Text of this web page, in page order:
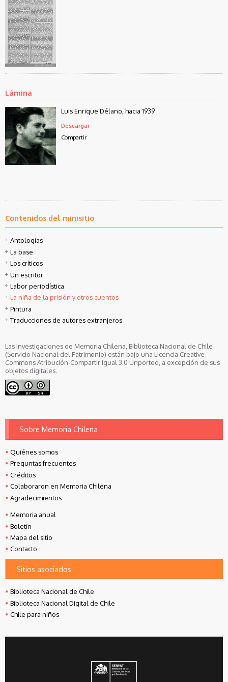
Lámina
Luis Enrique Délano, hacia 1939
Descargar
Compartir
Contenidos del minisitio
Antologías
La base
Los críticos
Un escritor
Labor periodística
La niña de la prisión y otros cuentos
Pintura
Traducciones de autores extranjeros
Las investigaciones de Memoria Chilena, Biblioteca Nacional de Chile
(Servicio Nacional del Patrimonio) están bajo una Licencia Creative
Commons Atribución-Compartir Igual 3.0 Unported, a excepción de sus
objetos digitales.
Sobre Memoria Chilena
Quiénes somos
Preguntas frecuentes
Créditos
Colaboraron en Memoria Chilena
Agradecimientos
Memoria anual
Boletín
Mapa del sitio
Contacto
Sitios asociados
Biblioteca Nacional de Chile
Biblioteca Nacional Digital de Chile
Chile para niños